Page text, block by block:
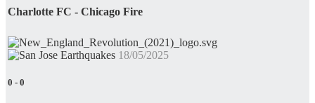
Charlotte FC - Chicago Fire
18/05/2025
0 - 0